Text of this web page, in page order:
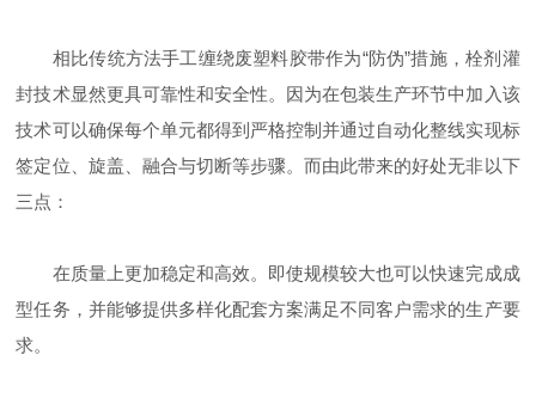
相比传统方法手工缠绕废塑料胶带作为“防伪”措施，栓剂灌
封技术显然更具可靠性和安全性。因为在包装生产环节中加入该
技术可以确保每个单元都得到严格控制并通过自动化整线实现标
签定位、旋盖、融合与切断等步骤。而由此带来的好处无非以下
三点：
在质量上更加稳定和高效。即使规模较大也可以快速完成成
型任务，并能够提供多样化配套方案满足不同客户需求的生产要
求。